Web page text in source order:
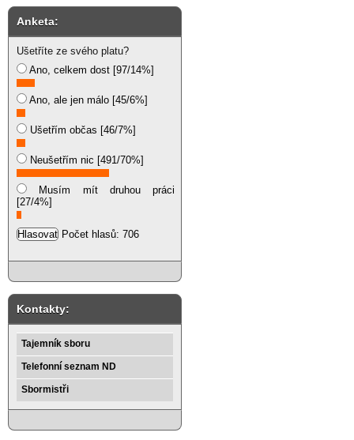
Anketa:
Ušetříte ze svého platu?
Ano, celkem dost [97/14%]
Ano, ale jen málo [45/6%]
Ušetřím občas [46/7%]
Neušetřím nic [491/70%]
Musím mít druhou práci
[27/4%]
Počet hlasů: 706
Kontakty:
Tajemník sboru
Telefonní seznam ND
Sbormistři